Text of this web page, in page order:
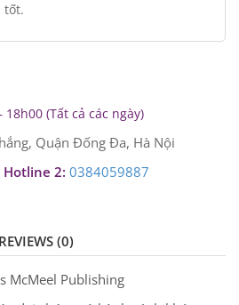
tốt.
(Tất cả các ngày)
Quận Đống Đa, Hà Nội
Hotline 2: 0384059887
REVIEWS (0)
McMeel Publishing